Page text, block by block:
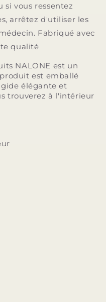
si vous ressentez
arrêtez d'utiliser les
Fabriqué avec
qualité
NALONE est un
est emballé
élégante et
trouverez à l'intérieur